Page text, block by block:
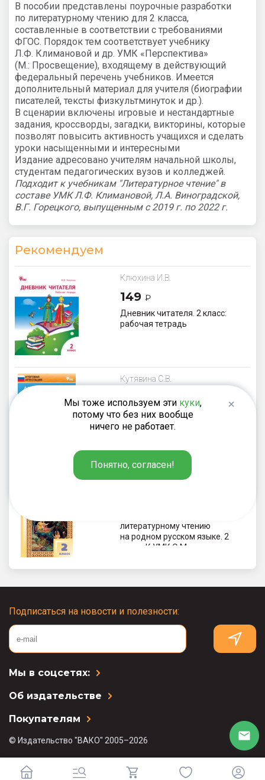
В пособии представлены поурочные разработки
по литературному чтению для 2 класса,
составленные в соответствии с требованиями
ФГОС. Порядок тем соответствует учебнику
Л.Ф. Климановой и др. УМК «Перспектива»
(М.: Просвещение), входящему в действующий
федеральный перечень учебников. Имеется
дополнительный материал для учителя (биографии
писателей, тексты физкультминуток и др.).
В сценарии включены игровые и нестандартные
задания, кроссворды, загадки, викторины, которые
позволят повысить активность учащихся и сделать
уроки насыщенными и интересными
Издание адресовано учителям начальной школы,
студентам педагогических вузов и колледжей.
Подходит к учебникам "Литературное чтение" в
составе УМК Л.Ф. Климановой, Л.А. Виноградской,
В.Г. Горецкого, выпущенным с 2019 г. по 2022 г.
Рекомендуем
Клюхина И.В.
149 ₽
Дневник читателя. 2 класс:
рабочая тетрадь
Кутявина С.В.
110₽
Литературное чтение. Итоговые
контрольные работы. 2 класс
Кутявина С.В.
литературному чтению
на родном русском языке. 2
класс. К УМК О.М.
Подписаться на новости и полезности:
Мы в соцсетях:
Об издательстве
Покупателям
© Издательство "ВАКО" 2005–2026
Мы тоже используем эти куки,
потому что без них вообще
ничего не работает.
Понятно, согласен!